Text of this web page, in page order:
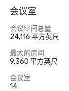
会议室
会议空间总量
24,116 平方英尺
最大的房间
9,360 平方英尺
会议室
14